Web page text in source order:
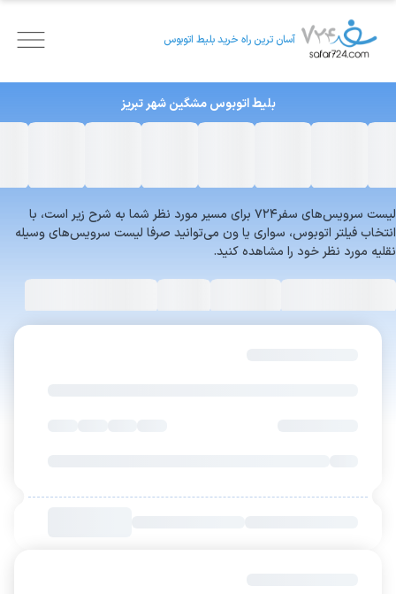
آسان ترین راه خرید بلیط اتوبوس
بلیط اتوبوس مشگین شهرتبریز
لیست سرویس‌های سفر۷۲۴ برای مسیر مورد نظر شما به شرح زیر است، با
انتخاب فیلتر اتوبوس، سواری یا ون می‌توانید صرفا لیست سرویس‌های وسیله
نقلیه مورد نظر خود را مشاهده کنید.